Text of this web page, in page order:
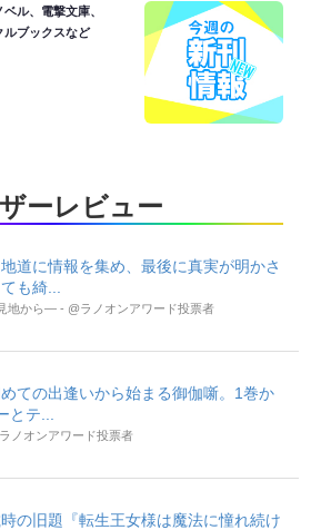
ル、電撃文庫、
ルブックスなど
ーレビュー
道に情報を集め、最後に真実が明かさ
も綺...
地から― - @ラノオンアワード投票者
ての出逢いから始まる御伽噺。1巻か
とテ...
ノオンアワード投票者
の旧題『転生王女様は魔法に憧れ続け